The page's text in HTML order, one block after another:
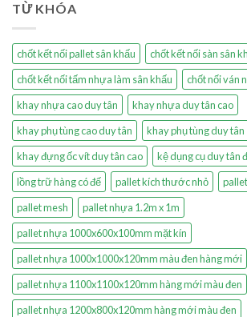
TỪ KHÓA
chốt kết nối pallet sân khấu
chốt kết nối sàn sân
chốt kết nối tấm nhựa làm sân khấu
chốt nối ván
khay nhựa cao duy tân
khay nhựa duy tân cao
khay phụ tùng cao duy tân
khay phụ tùng duy tân
khay đựng ốc vít duy tân cao
kệ dụng cụ duy tân
lồng trữ hàng có đế
pallet kích thước nhỏ
pallet mesh
pallet nhựa 1.2m x 1m
pallet nhựa 1000x600x100mm mặt kín
pallet nhựa 1000x1000x120mm màu đen hàng mới
pallet nhựa 1100x1100x120mm hàng mới màu đen
pallet nhựa 1200x800x120mm hàng mới màu đen